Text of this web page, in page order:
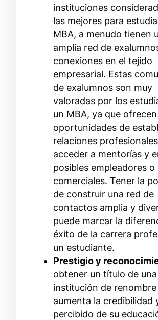
instituciones
las mejores para
MBA, a menudo tienen
amplia red de
conexiones en el tejido
empresarial. Estas
de exalumnos son muy
valoradas por los
un MBA, ya que ofrecen
oportunidades de
relaciones
acceder a mentorías y
posibles empleadores o
comerciales. Tener la
de construir una red de
contactos amplia y
puede marcar la
éxito de la carrera
un estudiante.
Prestigio y
obtener un título de una
institución de renombre
aumenta la credibilidad
percibido de su